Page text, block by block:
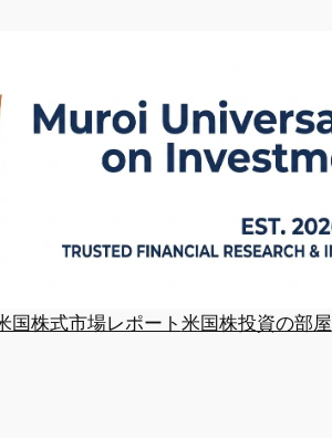
国株式市場レポート 米国株投資の部屋